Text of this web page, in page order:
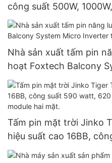
công suất 500W,
Nhà sản xuất tấm pin
hoạt Foxtech Balcony
Trung Quốc
Tấm pin mặt trời Jinko
hiệu suất cao 16BB,
watt, 630 watt, 650